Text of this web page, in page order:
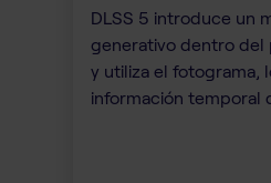
DLSS 5 introduce un
generativo dentro del
y utiliza el fotograma,
información temporal